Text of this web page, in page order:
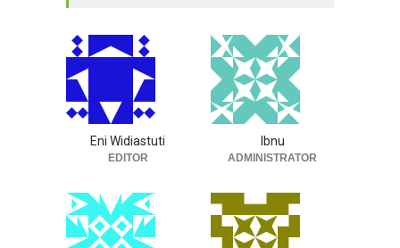
Eni Widiastuti
EDITOR
Ibnu
ADMINISTRATOR